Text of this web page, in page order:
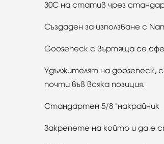
30C на статив чрез
Създаден за използване с
Gooseneck с въртяща се
Удължителят на gooseneck,
почти във всяка позиция.
Стандартен 5/8 "накрайник
Закрепете на който и да е